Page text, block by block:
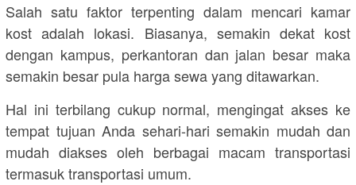
Salah satu faktor terpenting dalam mencari kamar
kost adalah lokasi. Biasanya, semakin dekat kost
dengan kampus, perkantoran dan jalan besar maka
semakin besar pula harga sewa yang ditawarkan.
Hal ini terbilang cukup normal, mengingat akses ke
tempat tujuan Anda sehari-hari semakin mudah dan
mudah diakses oleh berbagai macam transportasi
termasuk transportasi umum.